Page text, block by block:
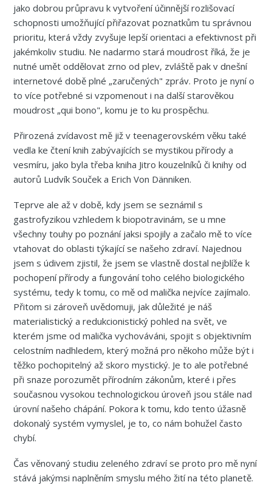
jako dobrou průpravu k vytvoření účinnější rozlišovací
schopnosti umožňující přiřazovat poznatkům tu správnou
prioritu, která vždy zvyšuje lepší orientaci a efektivnost při
jakémkoliv studiu. Ne nadarmo stará moudrost říká, že je
nutné umět oddělovat zrno od plev, zvláště pak v dnešní
internetové době plné „zaručených" zpráv. Proto je nyní o
to více potřebné si vzpomenout i na další starověkou
moudrost „qui bono", komu je to ku prospěchu.
Přirozená zvídavost mě již v teenagerovském věku také
vedla ke čtení knih zabývajících se mystikou přírody a
vesmíru, jako byla třeba kniha Jitro kouzelníků či knihy od
autorů Ludvík Souček a Erich Von Dänniken.
Teprve ale až v době, kdy jsem se seznámil s
gastrofyzikou vzhledem k biopotravinám, se u mne
všechny touhy po poznání jaksi spojily a začalo mě to více
vtahovat do oblasti týkající se našeho zdraví. Najednou
jsem s údivem zjistil, že jsem se vlastně dostal nejblíže k
pochopení přírody a fungování toho celého biologického
systému, tedy k tomu, co mě od malička nejvíce zajímalo.
Přitom si zároveň uvědomuji, jak důležité je náš
materialistický a redukcionistický pohled na svět, ve
kterém jsme od malička vychováváni, spojit s objektivním
celostním nadhledem, který možná pro někoho může být i
těžko pochopitelný až skoro mystický. Je to ale potřebné
při snaze porozumět přírodním zákonům, které i přes
současnou vysokou technologickou úroveň jsou stále nad
úrovní našeho chápání. Pokora k tomu, kdo tento úžasně
dokonalý systém vymyslel, je to, co nám bohužel často
chybí.
Čas věnovaný studiu zeleného zdraví se proto pro mě nyní
stává jakýmsi naplněním smyslu mého žití na této planetě.